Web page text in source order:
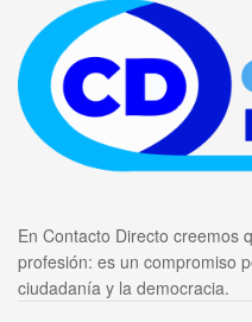
En Contacto Directo creemos
profesión: es un compromiso
ciudadanía y la democracia.